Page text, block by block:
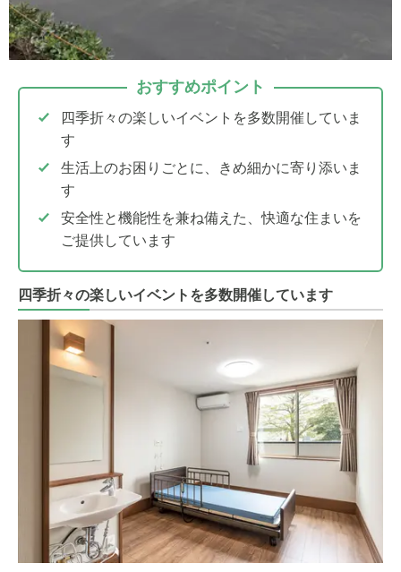
おすすめポイント
四季折々の楽しいイベントを多数開催していま
す
生活上のお困りごとに、きめ細かに寄り添いま
す
安全性と機能性を兼ね備えた、快適な住まいを
ご提供しています
四季折々の楽しいイベントを多数開催しています